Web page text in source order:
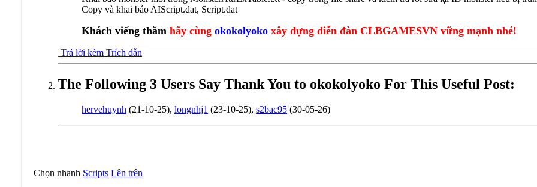
Copy và khai báo AIScript.dat, Script.dat
Khách viếng thăm hãy cùng okokolyoko xây dựng diễn đàn CLBGAMESVN vững mạnh nhé!
Trả lời kèm Trích dẫn
The Following 3 Users Say Thank You to okokolyoko For This Useful Post:
hervehuynh (21-10-25), longnhj1 (23-10-25), s2bac95 (30-05-26)
Chọn nhanh Scripts Lên trên